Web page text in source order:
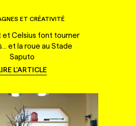
ET CRÉATIVITÉ
et Celsius font tourner
et la roue au Stade
Saputo
L'ARTICLE